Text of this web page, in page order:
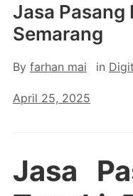
Jasa Pasang
Semarang
By farhan mai in
April 25, 2025
Jasa